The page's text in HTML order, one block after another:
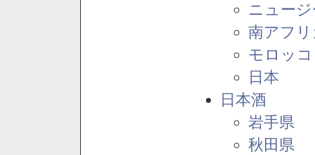
ニュー
南アフ
モロッコ
日本
日本酒
岩手県
秋田県